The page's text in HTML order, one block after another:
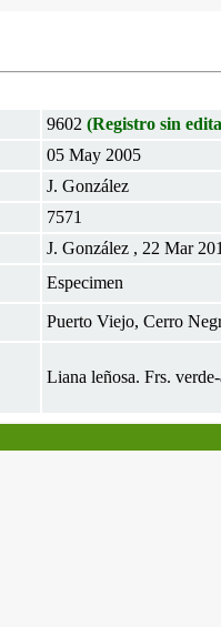
9602 (Registro sin
05 May 2005
J. González
7571
J. González , 22 Mar
Especimen
Puerto Viejo, Cerro
Liana leñosa. Frs.